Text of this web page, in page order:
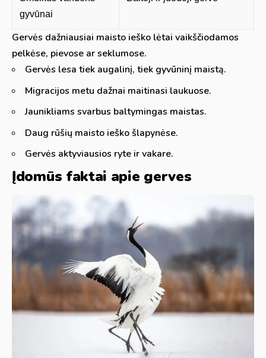
gyvūnai
Gervės dažniausiai maisto ieško lėtai vaikščiodamos
pelkėse, pievose ar seklumose.
Gervės lesa tiek augalinį, tiek gyvūninį maistą.
Migracijos metu dažnai maitinasi laukuose.
Jaunikliams svarbus baltymingas maistas.
Daug rūšių maisto ieško šlapynėse.
Gervės aktyviausios ryte ir vakare.
Įdomūs faktai apie gerves